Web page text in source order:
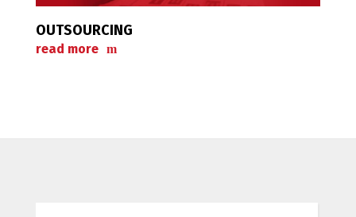
OUTSOURCING
read more